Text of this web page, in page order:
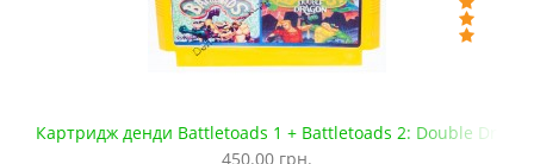
Картридж денди Battletoads 1 + Battletoads 2: Double
450.00 грн.